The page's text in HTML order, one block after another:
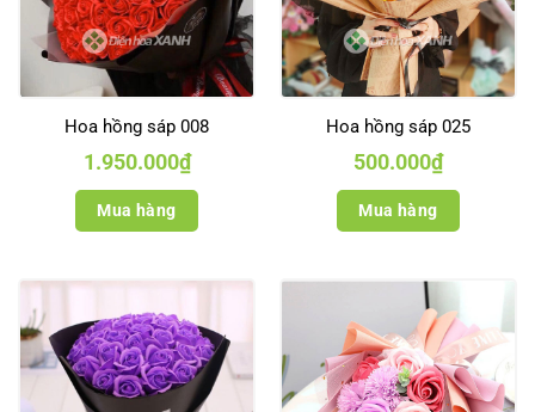
Hoa hồng sáp 008
1.950.000₫
Mua hàng
Hoa hồng sáp 025
500.000₫
Mua hàng